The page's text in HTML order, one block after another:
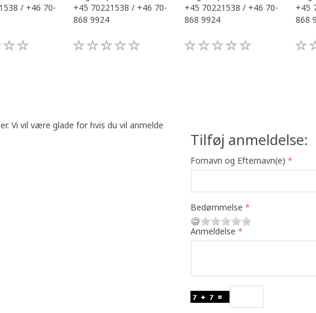
/ +46 70-
+45 70221538 / +46 70-
868 9924
+45 70221538 / +46 70-
868 9924
+45
868
Vi vil være glade for hvis du vil anmelde
Tilføj anmeldelse:
Fornavn og Efternavn(e)
Bedømmelse
Anmeldelse